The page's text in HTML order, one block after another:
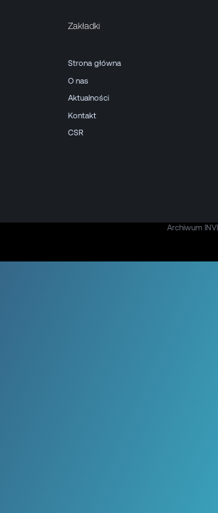
Zakładki
Strona główna
O nas
Aktualności
Kontakt
CSR
Archiwum